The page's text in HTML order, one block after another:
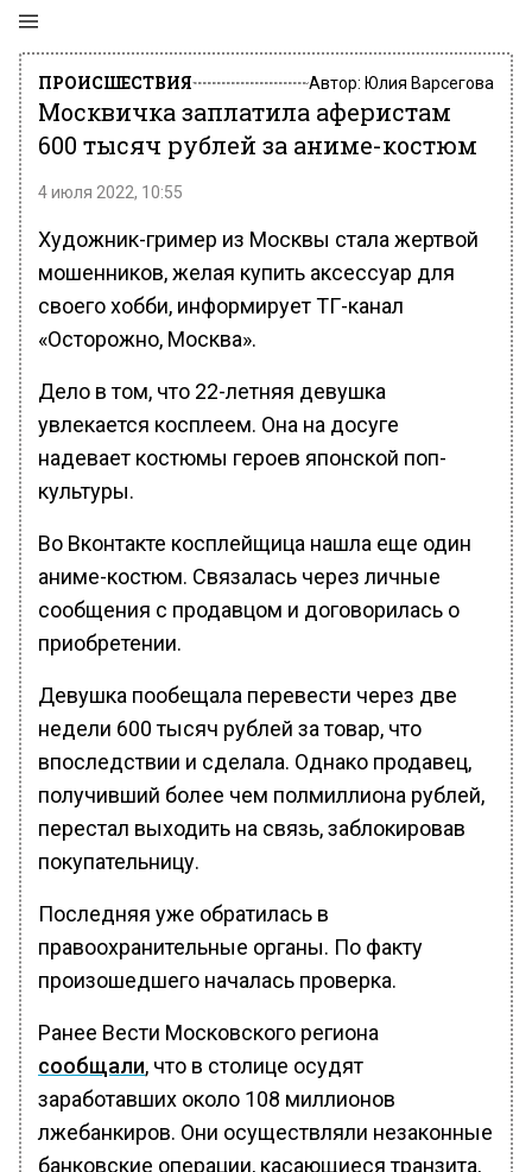
ПРОИСШЕСТВИЯ Автор: Юлия Варсегова
Москвичка заплатила аферистам
600 тысяч рублей за аниме-костюм
4 июля 2022, 10:55
Художник-гример из Москвы стала жертвой
мошенников, желая купить аксессуар для
своего хобби, информирует ТГ-канал
«Осторожно, Москва».
Дело в том, что 22-летняя девушка
увлекается косплеем. Она на досуге
надевает костюмы героев японской поп-
культуры.
Во Вконтакте косплейщица нашла еще один
аниме-костюм. Связалась через личные
сообщения с продавцом и договорилась о
приобретении.
Девушка пообещала перевести через две
недели 600 тысяч рублей за товар, что
впоследствии и сделала. Однако продавец,
получивший более чем полмиллиона рублей,
перестал выходить на связь, заблокировав
покупательницу.
Последняя уже обратилась в
правоохранительные органы. По факту
произошедшего началась проверка.
Ранее Вести Московского региона
сообщали, что в столице осудят
заработавших около 108 миллионов
лжебанкиров. Они осуществляли незаконные
банковские операции, касающиеся транзита,